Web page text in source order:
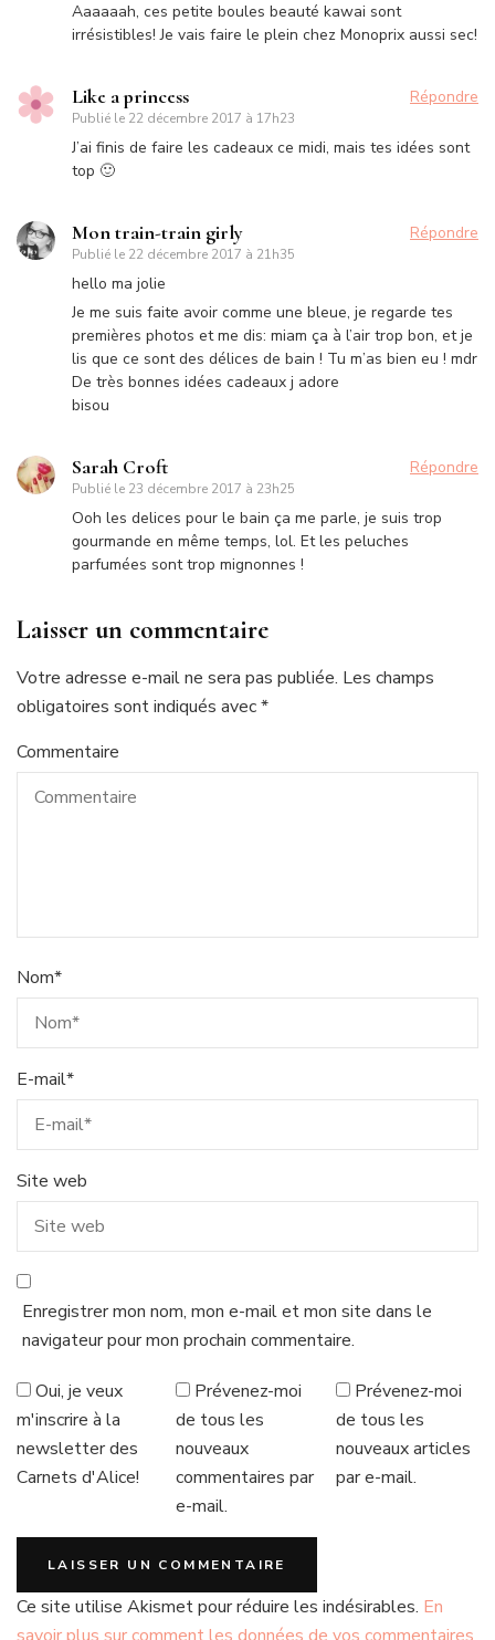
Aaaaaah, ces petite boules beauté kawai sont
irrésistibles! Je vais faire le plein chez Monoprix aussi sec!
Like a princess
Publié le 22 décembre 2017 à 17h23
Répondre
J’ai finis de faire les cadeaux ce midi, mais tes idées sont
top 🙂
Mon train-train girly
Publié le 22 décembre 2017 à 21h35
Répondre
hello ma jolie
Je me suis faite avoir comme une bleue, je regarde tes
premières photos et me dis: miam ça à l’air trop bon, et je
lis que ce sont des délices de bain ! Tu m’as bien eu ! mdr
De très bonnes idées cadeaux j adore
bisou
Sarah Croft
Publié le 23 décembre 2017 à 23h25
Répondre
Ooh les delices pour le bain ça me parle, je suis trop
gourmande en même temps, lol. Et les peluches
parfumées sont trop mignonnes !
Laisser un commentaire
Votre adresse e-mail ne sera pas publiée. Les champs
obligatoires sont indiqués avec*
Commentaire
Nom*
E-mail*
Site web
Enregistrer mon nom, mon e-mail et mon site dans le
navigateur pour mon prochain commentaire.
Oui, je veux
m'inscrire à la
newsletter des
Carnets d'Alice!
Prévenez-moi
de tous les
nouveaux
commentaires par
e-mail.
Prévenez-moi
de tous les
nouveaux articles
par e-mail.
Ce site utilise Akismet pour réduire les indésirables. En